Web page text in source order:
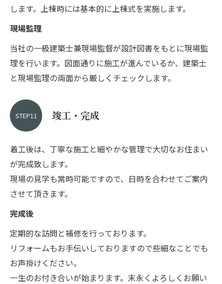
します。上棟時には基本的に上棟式を実施します。
現場監理
当社の一級建築士兼現場監督が設計図書をもとに現場監
理を行います。図面通りに施工が進んでいるか、建築士
と現場監理の両面から厳しくチェックします。
竣工・完成
STEP11
着工後は、丁寧な施工と細やかな管理で大切なお住まい
が完成致します。
現場の見学も常時可能ですので、日時を合わせてご案内
させて頂きます。
完成後
定期的な訪問と補修を行っております。
リフォームもお手伝いしておりますので些細なことでも
お声掛けください。
一生のお付き合いが始まります。末永くよろしくお願い